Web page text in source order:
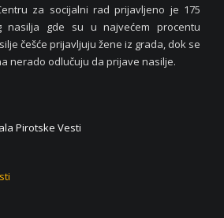
za socijalni rad prijavljeno je 175
nasilja gde su u najvećem procentu
češće prijavljuju žene iz grada, dok se
nerado odlučuju da prijave nasilje.
Pirotske Vesti